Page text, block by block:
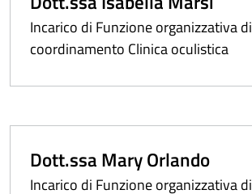
Incarico di Funzione organizzativa di
coordinamento Clinica oculistica
Dott.ssa Mary Orlando
Incarico di Funzione organizzativa di